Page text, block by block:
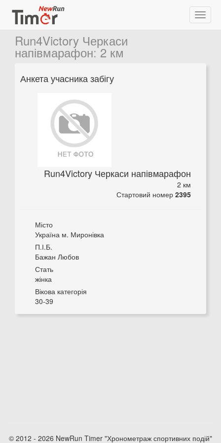
Run4Victory Черкаси
напівмарафон:2 км
Анкета учасника забігу
Run4Victory Черкаси напівмарафон
2 км
Стартовий номер 2395
Місто
Україна м. Миронівка
П.І.Б.
Бажан Любов
Стать
жінка
Вікова категорія
30-39
© 2012 - 2026 NewRun Timer "Хронометраж спортивних подій"